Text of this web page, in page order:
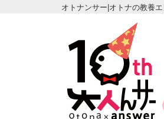
オトナンサー|オトナの教養